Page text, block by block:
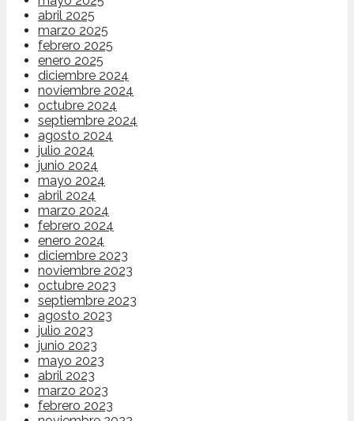
abril 2025
marzo 2025
febrero 2025
enero 2025
diciembre 2024
noviembre 2024
octubre 2024
septiembre 2024
agosto 2024
julio 2024
junio 2024
mayo 2024
abril 2024
marzo 2024
febrero 2024
enero 2024
diciembre 2023
noviembre 2023
octubre 2023
septiembre 2023
agosto 2023
julio 2023
junio 2023
mayo 2023
abril 2023
marzo 2023
febrero 2023